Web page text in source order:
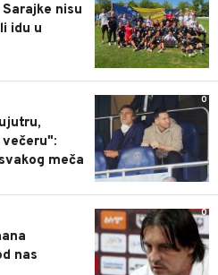
nisu
idu u
0
meča
0
nas